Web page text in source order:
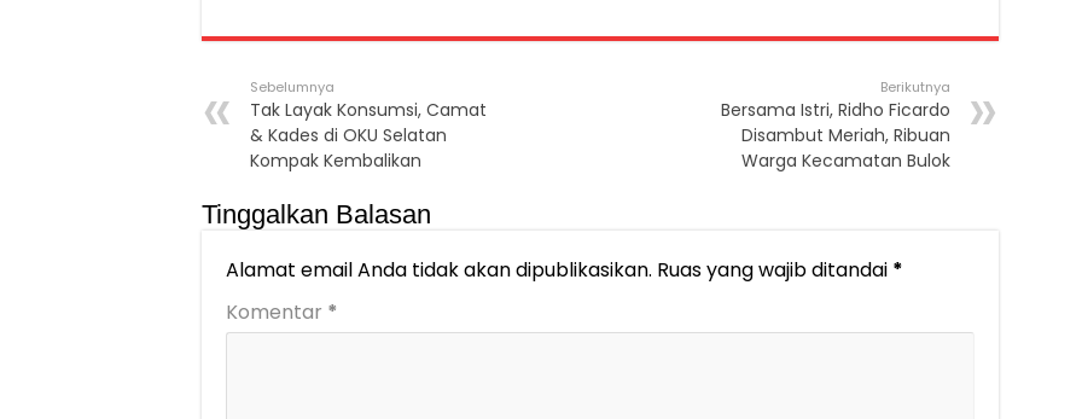
Sebelumnya
Tak Layak Konsumsi, Camat
& Kades di OKU Selatan
Kompak Kembalikan
Berikutnya
Bersama Istri, Ridho Ficardo
Disambut Meriah, Ribuan
Warga Kecamatan Bulok
Tinggalkan Balasan
Alamat email Anda tidak akan dipublikasikan. Ruas yang wajib ditandai *
Komentar *